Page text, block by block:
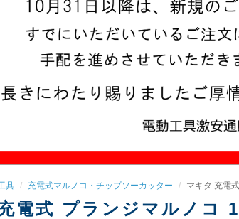
具 充電式マルノコ・チップソーカッター マキタ 充電
電式 プランジマルノコ